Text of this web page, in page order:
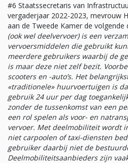
#6 Staatssecretaris van
vergaderjaar 2022-2023, mevrouw
aan de Tweede Kamer de volgende
(ook wel deelvervoer) is een
vervoersmiddelen die gebruikt
meerdere gebruikers waarbij de
is maar deze niet zelf bezit.
scooters en -auto’s. Het
«traditionele» huurvoertuigen is
gebruik 24 uur per dag
zonder de tussenkomst van een
een rol spelen als voor- en
vervoer. Met deelmobiliteit wordt
niet carpoolen of taxi-diensten
gebruiker daarbij niet de
Deelmobiliteitsaanbieders zijn